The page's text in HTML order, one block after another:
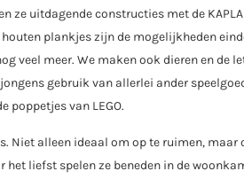
ze uitdagende constructies met de
plankjes zijn de mogelijkheden
veel meer. We maken ook dieren en de
gebruik van allerlei ander
poppetjes van LEGO.
Niet alleen ideaal om op te ruimen, maar
liefst spelen ze beneden in de